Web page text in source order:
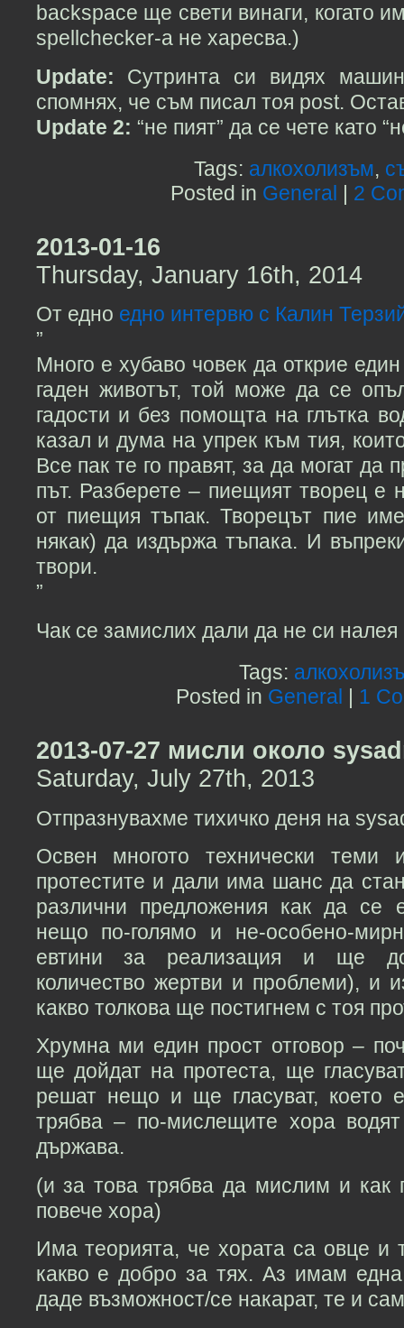
backspace ще свети винаги, когато
spellchecker-а не харесва.)
Update: Сутринта си видях
спомнях, че съм писал тоя post.
Update 2: “не пият” да се чете като
Tags: алкохолизъм,
Posted in General | 2
2013-01-16
Thursday, January 16th, 2014
От едно едно интервю с Калин
”
Много е хубаво човек да открие
гаден животът, той може да се
гадости и без помощта на глътка
казал и дума на упрек към тия,
Все пак те го правят, за да могат да
път. Разберете – пиещият творец е
от пиещия тъпак. Творецът пие
някак) да издържа тъпака. И
твори.
”
Чак се замислих дали да не си налея
Tags:
Posted in General 1
2013-07-27 мисли около
Saturday, July 27th, 2013
Отпразнувахме тихичко деня на
Освен многото технически
протестите и дали има шанс да
различни предложения как да се
нещо по-голямо и не-особено-
евтини за реализация и ще
количество жертви и проблеми), и
какво толкова ще постигнем с тоя
Хрумна ми един прост отговор –
ще дойдат на протеста, ще
решат нещо и ще гласуват, което
трябва – по-мислещите хора
държава.
(и за това трябва да мислим и как
повече хора)
Има теорията, че хората са овце и
какво е добро за тях. Аз имам
даде възможност/се накарат, те и